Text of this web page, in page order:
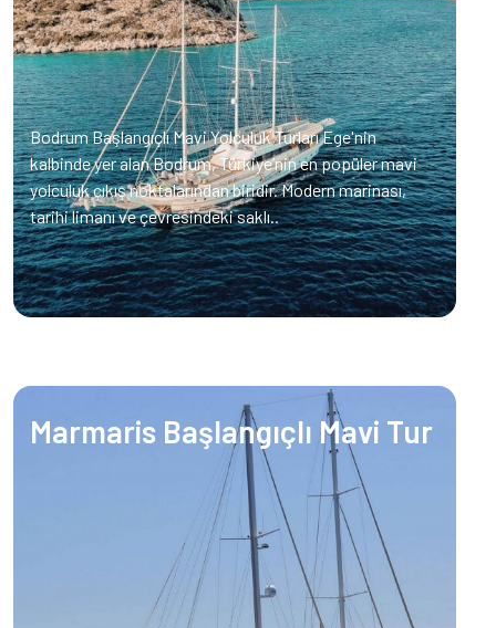
Bodrum Başlangıçlı Mavi Yolculuk Turları Ege'nin
kalbinde yer alan Bodrum, Türkiye’nin en popüler mavi
yolculuk çıkış noktalarından biridir. Modern marinası,
tarihi limanı ve çevresindeki saklı..
Marmaris Başlangıçlı Mavi Tur